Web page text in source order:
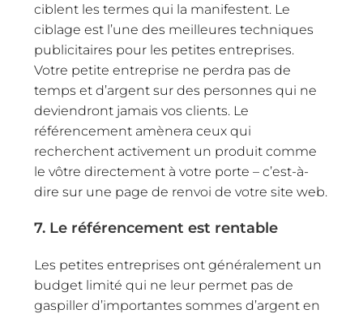
ciblent les termes qui la manifestent. Le
ciblage est l’une des meilleures techniques
publicitaires pour les petites entreprises.
Votre petite entreprise ne perdra pas de
temps et d’argent sur des personnes qui ne
deviendront jamais vos clients. Le
référencement amènera ceux qui
recherchent activement un produit comme
le vôtre directement à votre porte – c’est-à-
dire sur une page de renvoi de votre site web.
7. Le référencement est rentable
Les petites entreprises ont généralement un
budget limité qui ne leur permet pas de
gaspiller d’importantes sommes d’argent en